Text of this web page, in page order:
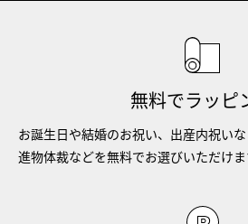
無料でラッピ
お誕生日や結婚のお祝い、出産内祝い
進物体裁などを無料でお選びいただけま